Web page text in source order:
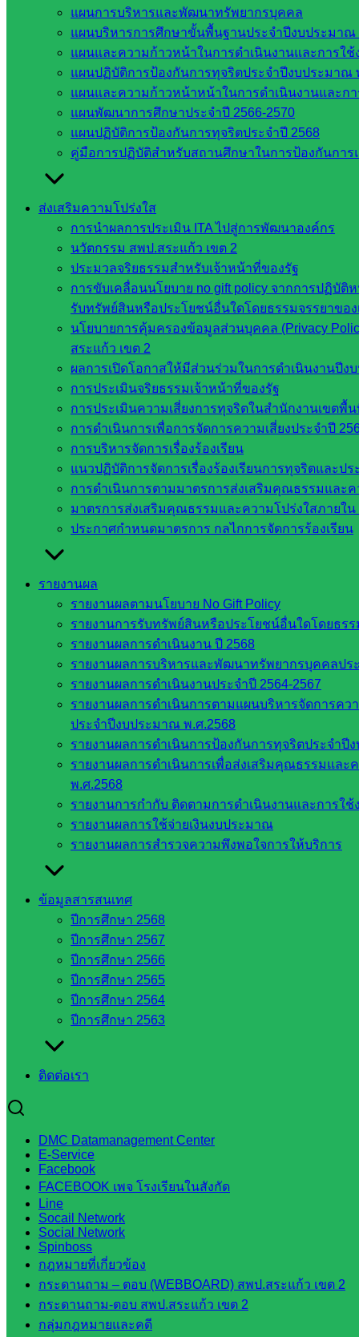
แผนการบริหารและพัฒนาทรัพยากรบุคคล
แผนบริหารการศึกษาขั้นพื้นฐานประจำปีงบประมาณ
แผนและความก้าวหน้าในการดำเนินงานและการใ
แผนปฏิบัติการป้องกันการทุจริตประจำปีงบประมาณ
แผนและความก้าวหน้าหน้าในการดำเนินงานและก
แผนพัฒนาการศึกษาประจำปี 2566-2570
แผนปฏิบัติการป้องกันการทุจริตประจำปี 2568
คู่มือการปฏิบัติสำหรับสถานศึกษาในการป้องกันการ
ส่งเสริมความโปร่งใส
การนำผลการประเมิน ITA ไปสู่การพัฒนาองค์กร
นวัตกรรม สพป.สระแก้ว เขต 2
ประมวลจริยธรรมสำหรับเจ้าหน้าที่ของรัฐ
การขับเคลื่อนนโยบาย no gift policy จากการปฏิบั
รับทรัพย์สินหรือประโยชน์อื่นใดโดยธรรมจรรยาขอ
นโยบายการคุ้มครองข้อมูลส่วนบุคคล (Privacy
สระแก้ว เขต 2
ผลการเปิดโอกาสให้มีส่วนร่วมในการดำเนินงานปีง
การประเมินจริยธรรมเจ้าหน้าที่ของรัฐ
การประเมินความเสี่ยงการทุจริตในสำนักงานเขต
การดำเนินการเพื่อการจัดการความเสี่ยงประจำปี
การบริหารจัดการเรื่องร้องเรียน
แนวปฏิบัติการจัดการเรื่องร้องเรียนการทุจริตและป
การดำเนินการตามมาตรการส่งเสริมคุณธรรมและ
มาตรการส่งเสริมคุณธรรมและความโปร่งใสภายใน
ประกาศกำหนดมาตรการ กลไกการจัดการร้องเรียน
รายงานผล
รายงานผลตามนโยบาย No Gift Policy
รายงานการรับทรัพย์สินหรือประโยชน์อื่นใดโดยธรร
รายงานผลการดำเนินงาน ปี 2568
รายงานผลการบริหารและพัฒนาทรัพยากรบุคคลปร
รายงานผลการดำเนินงานประจำปี 2564-2567
รายงานผลการดำเนินการตามแผนบริหารจัดการค
ประจำปีงบประมาณ พ.ศ.2568
รายงานผลการดำเนินการป้องกันการทุจริตประจำปี
รายงานผลการดำเนินการเพื่อส่งเสริมคุณธรรมแล
พ.ศ.2568
รายงานการกำกับ ติดตามการดำเนินงานและการใ
รายงานผลการใช้จ่ายเงินงบประมาณ
รายงานผลการสำรวจความพึงพอใจการให้บริการ
ข้อมูลสารสนเทศ
ปีการศึกษา 2568
ปีการศึกษา 2567
ปีการศึกษา 2566
ปีการศึกษา 2565
ปีการศึกษา 2564
ปีการศึกษา 2563
ติดต่อเรา
DMC Datamanagement Center
E-Service
Facebook
FACEBOOK เพจ โรงเรียนในสังกัด
Line
Socail Network
Social Network
Spinboss
กฎหมายที่เกี่ยวข้อง
กระดานถาม – ตอบ (WEBBOARD) สพป.สระแก้ว เขต 2
กระดานถาม-ตอบ สพป.สระแก้ว เขต 2
กลุ่มกฎหมายและคดี
web2021_admin
หน่วยงาน
ที่เกี่ยวข้อง
กระทรวง
ศึกษาธิการ
กระทรวง
อุดมศึกษา
สำนักงาน
เลขาธิการ
สภาการ
สำนักงาน
กรรมการ
อาชีวศึกษา
คณะ
กรรมการ
การศึกษา
ขั้นพื้น
ฐาน
รายชื่อ
มหาวิทยาลัย
ประเทศไทย
เว็บไซต์
สำนักต่าง
สพฐ.
เว็บไซต์
สพม. ใน
สังกัด
เว็บไซต์
สพป. ใน
สังกัด
สพฐ.
กรมบัญชี
กลาง
สำนักงาน
ส.ก.ส.ค
หน่วยงาน
ในจังหวัด
สระแก้ว
จังหวัด
สระแก้ว
องค์การ
บริหาร
ส่วน
จังหวัด
สระแก้ว
ศึกษาธิการ